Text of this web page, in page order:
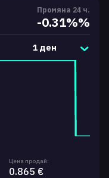
Промяна 24 ч.
-0.31%%
1 ден
Цена продай:
0.865 €